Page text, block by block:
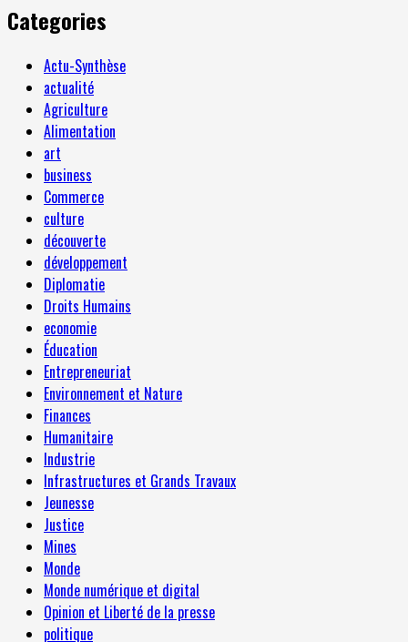
Categories
Actu-Synthèse
actualité
Agriculture
Alimentation
art
business
Commerce
culture
découverte
développement
Diplomatie
Droits Humains
economie
Éducation
Entrepreneuriat
Environnement et Nature
Finances
Humanitaire
Industrie
Infrastructures et Grands Travaux
Jeunesse
Justice
Mines
Monde
Monde numérique et digital
Opinion et Liberté de la presse
politique